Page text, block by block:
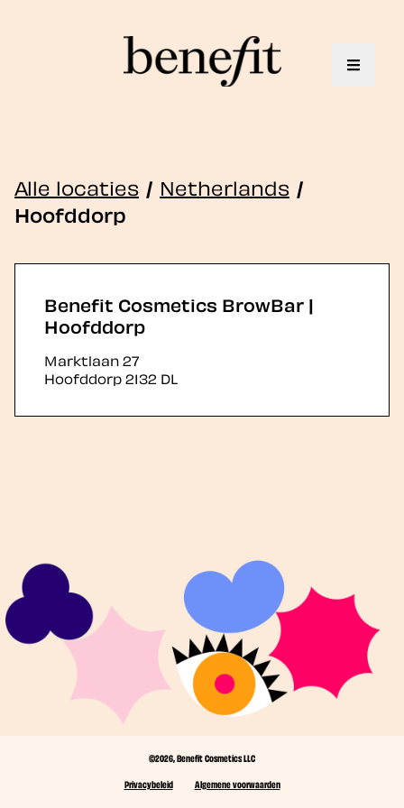
Toggle
Alle locaties / Netherlands /
Hoofddorp
Benefit Cosmetics BrowBar |
Hoofddorp
Marktlaan 27
Hoofddorp2132 DL
©2026, Benefit Cosmetics LLC
Privacybeleid
Algemene voorwaarden